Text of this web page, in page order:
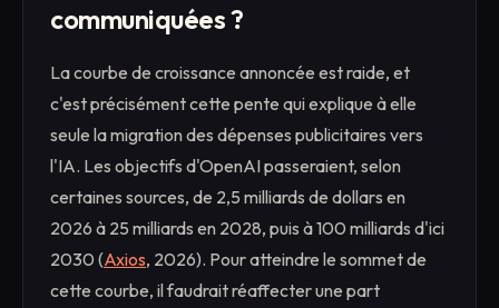
communiquées ?
La courbe de croissance annoncée est raide, et
c'est précisément cette pente qui explique à elle
seule la migration des dépenses publicitaires vers
l'IA. Les objectifs d'OpenAI passeraient, selon
certaines sources, de 2,5 milliards de dollars en
2026 à 25 milliards en 2028, puis à 100 milliards d'ici
2030 (Axios, 2026). Pour atteindre le sommet de
cette courbe, il faudrait réaffecter une part